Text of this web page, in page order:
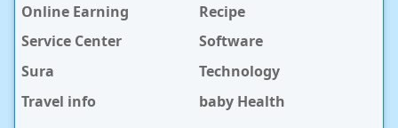
Online Earning
Recipe
Service Center
Software
Sura
Technology
Travel info
baby Health